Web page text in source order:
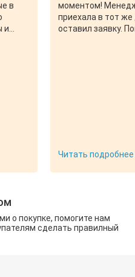
в
и
моментом! Менеджер Татьяна
приехала в тот же
оставил заявку.
Михал —
детям нравится.
Читать подробнее
о покупке, помогите нам
сделать правилный